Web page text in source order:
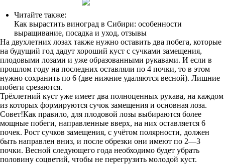
Читайте также:
Как вырастить виноград в Сибири: особенности
выращивание, посадка и уход, отзывы
На двухлетних лозах также нужно оставить два побега, которые
на будущий год дадут хороший куст с сучками замещения,
плодовыми лозами и уже образованными рукавами. И если в
прошлом году на последних оставляли по 4 почки, то в этом
нужно сохранить по 6 (две нижние удаляются весной). Лишние
побеги срезаются.
Трёхлетний куст уже имеет два полноценных рукава, на каждом
из которых формируются сучок замещения и основная лоза.
Совет!Как правило, для плодовой лозы выбираются более
мощные побеги, направленные вверх, на них оставляется 6
почек. Рост сучков замещения, с учётом полярности, должен
быть направлен вниз, и после обрезки они имеют по 2—3
почки. Весной следующего года необходимо будет убрать
половину соцветий, чтобы не перегрузить молодой куст.